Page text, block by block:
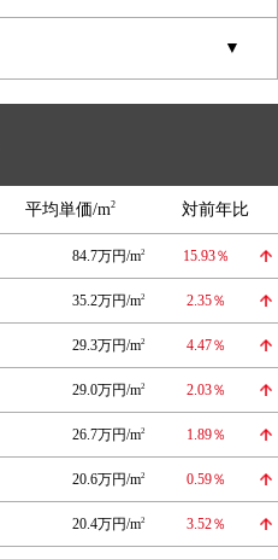
▼
平均単価/m2 対前年比
84.7万円/m2 15.93％
35.2万円/m2 2.35％
29.3万円/m2 4.47％
29.0万円/m2 2.03％
26.7万円/m2 1.89％
20.6万円/m2 0.59％
20.4万円/m2 3.52％